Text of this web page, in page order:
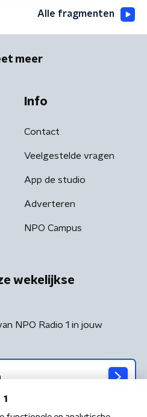
Alle fragmenten
meer
Info
Contact
Veelgestelde vragen
App de studio
Adverteren
NPO Campus
wekelijkse
NPO Radio 1 in jouw